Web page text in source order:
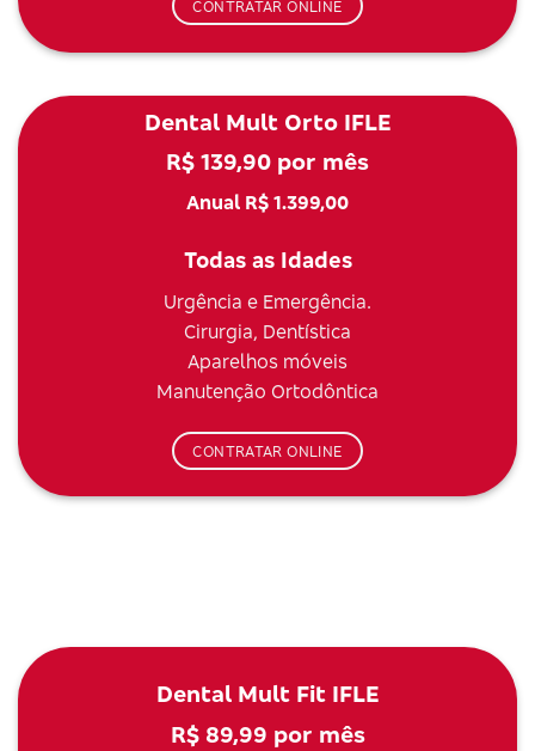
CONTRATAR ONLINE
Dental Mult Orto IFLE
R$ 139,90 por mês
Anual R$ 1.399,00
Todas as Idades
Urgência e Emergência.
Cirurgia, Dentística
Aparelhos móveis
Manutenção Ortodôntica
CONTRATAR ONLINE
Dental Mult Fit IFLE
R$ 89,99 por mês